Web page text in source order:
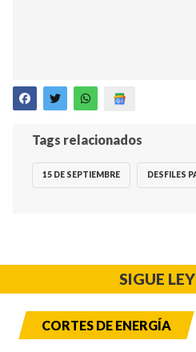
Tags relacionados
15 DE SEPTIEMBRE DESFILES
SIGUE
CORTES DE ENERGÍA